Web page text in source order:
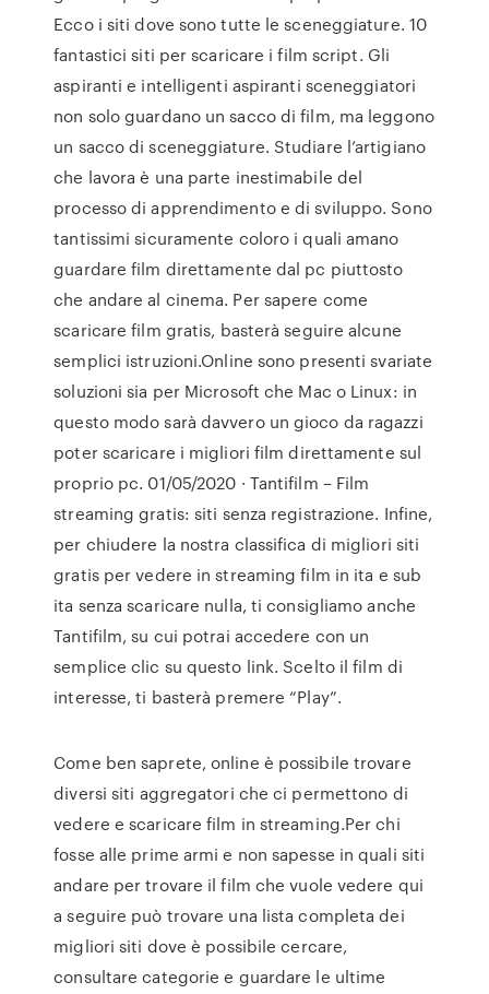
Ecco i siti dove sono tutte le sceneggiature. 10
fantastici siti per scaricare i film script. Gli
aspiranti e intelligenti aspiranti sceneggiatori
non solo guardano un sacco di film, ma leggono
un sacco di sceneggiature. Studiare l’artigiano
che lavora è una parte inestimabile del
processo di apprendimento e di sviluppo. Sono
tantissimi sicuramente coloro i quali amano
guardare film direttamente dal pc piuttosto
che andare al cinema. Per sapere come
scaricare film gratis, basterà seguire alcune
semplici istruzioni.Online sono presenti svariate
soluzioni sia per Microsoft che Mac o Linux: in
questo modo sarà davvero un gioco da ragazzi
poter scaricare i migliori film direttamente sul
proprio pc. 01/05/2020 · Tantifilm – Film
streaming gratis: siti senza registrazione. Infine,
per chiudere la nostra classifica di migliori siti
gratis per vedere in streaming film in ita e sub
ita senza scaricare nulla, ti consigliamo anche
Tantifilm, su cui potrai accedere con un
semplice clic su questo link. Scelto il film di
interesse, ti basterà premere “Play”.
Come ben saprete, online è possibile trovare
diversi siti aggregatori che ci permettono di
vedere e scaricare film in streaming.Per chi
fosse alle prime armi e non sapesse in quali siti
andare per trovare il film che vuole vedere qui
a seguire può trovare una lista completa dei
migliori siti dove è possibile cercare,
consultare categorie e guardare le ultime